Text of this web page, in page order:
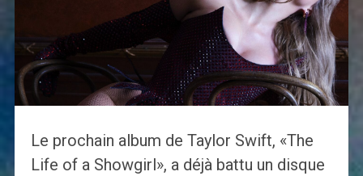
Le prochain album de Taylor Swift, «The
Life of a Showgirl», a déjà battu un disque